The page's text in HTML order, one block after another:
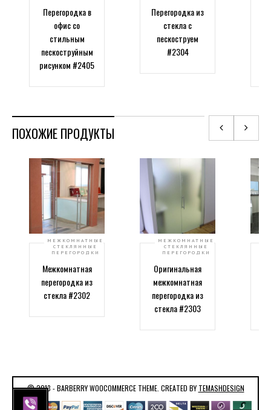
Перегородка в
офис со
стильным
пескоструйным
рисунком #2405
Перегородка из
стекла с
пескоструем
#2304
ПОХОЖИЕ ПРОДУКТЫ
МЕЖКОМНАТНЫЕ
СТЕКЛЯННЫЕ
ПЕРЕГОРОДКИ
Межкомнатная
перегородка из
стекла #2302
МЕЖКОМНАТНЫЕ
СТЕКЛЯННЫЕ
ПЕРЕГОРОДКИ
Оригинальная
межкомнатная
перегородка из
стекла #2303
© 2013 - BARBERRY WOOCOMMERCE THEME. CREATED BY TEMASHDESIGN